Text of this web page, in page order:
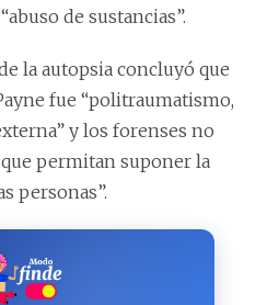
de sustancias”.
la autopsia concluyó que
fue “politraumatismo,
y los forenses no
permitan suponer la
personas”.